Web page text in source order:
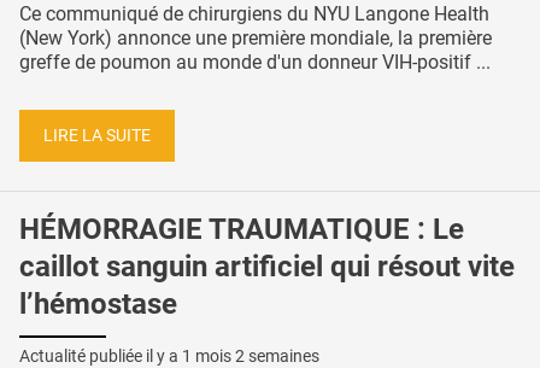
Ce communiqué de chirurgiens du NYU Langone Health
(New York) annonce une première mondiale, la première
greffe de poumon au monde d'un donneur VIH-positif ...
LIRE LA SUITE
HÉMORRAGIE TRAUMATIQUE : Le
caillot sanguin artificiel qui résout vite
l’hémostase
Actualité publiée il y a 1 mois 2 semaines